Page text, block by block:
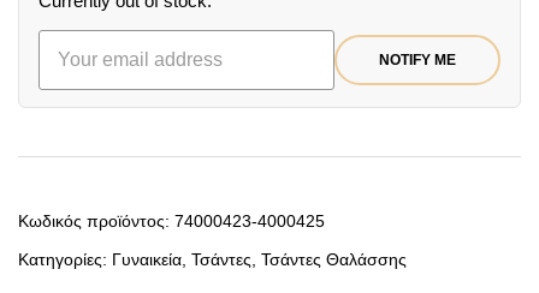
NOTIFY ME
Κωδικός προϊόντος: 74000423-4000425
Κατηγορίες: Γυναικεία, Τσάντες, Τσάντες Θαλάσσης